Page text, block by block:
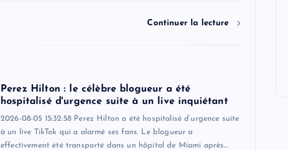
Continuer la lecture
Perez Hilton : le célèbre blogueur a été
hospitalisé d'urgence suite à un live inquiétant
2026-08-05 15:32:58 Perez Hilton a été hospitalisé d’urgence suite
à un live TikTok qui a alarmé ses fans. Le blogueur a
effectivement été transporté dans un hôpital de Miami après…